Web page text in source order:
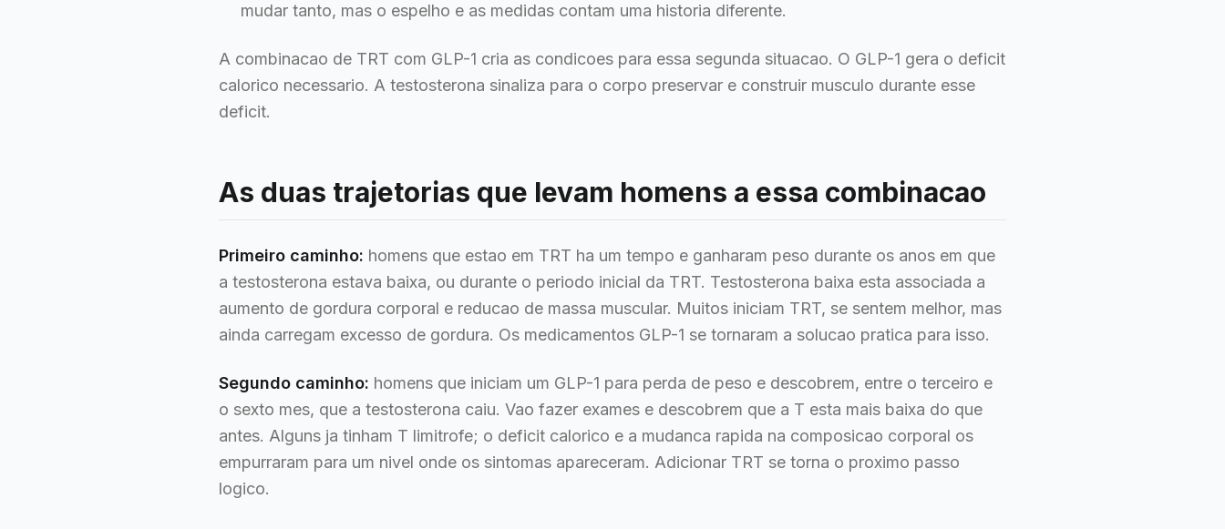
mudar tanto, mas o espelho e as medidas contam uma historia diferente.
A combinacao de TRT com GLP-1 cria as condicoes para essa segunda situacao. O GLP-1 gera o deficit
calorico necessario. A testosterona sinaliza para o corpo preservar e construir musculo durante esse
deficit.
As duas trajetorias que levam homens a essa combinacao
Primeiro caminho: homens que estao em TRT ha um tempo e ganharam peso durante os anos em que
a testosterona estava baixa, ou durante o periodo inicial da TRT. Testosterona baixa esta associada a
aumento de gordura corporal e reducao de massa muscular. Muitos iniciam TRT, se sentem melhor, mas
ainda carregam excesso de gordura. Os medicamentos GLP-1 se tornaram a solucao pratica para isso.
Segundo caminho: homens que iniciam um GLP-1 para perda de peso e descobrem, entre o terceiro e
o sexto mes, que a testosterona caiu. Vao fazer exames e descobrem que a T esta mais baixa do que
antes. Alguns ja tinham T limitrofe; o deficit calorico e a mudanca rapida na composicao corporal os
empurraram para um nivel onde os sintomas apareceram. Adicionar TRT se torna o proximo passo
logico.